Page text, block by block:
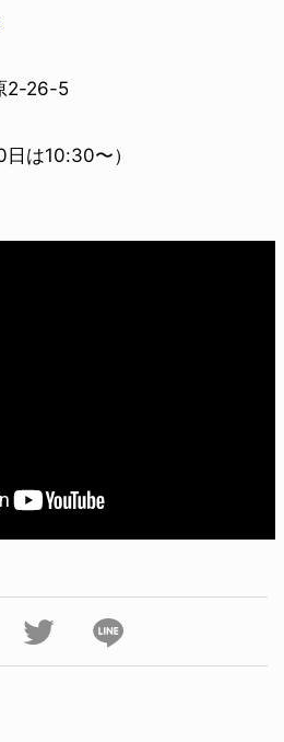
2-26-5
は10:30〜）